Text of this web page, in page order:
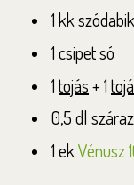
1 kk
1 csipet só
1tojás+ 1
0,5 dl
1 ekVénusz